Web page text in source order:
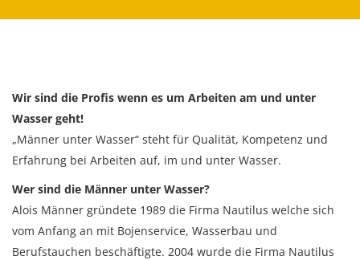
Wir sind die Profis wenn es um Arbeiten am und unter
Wasser geht!
„Männer unter Wasser“ steht für Qualität, Kompetenz und
Erfahrung bei Arbeiten auf, im und unter Wasser.
Wer sind die Männer unter Wasser?
Alois Männer gründete 1989 die Firma Nautilus welche sich
vom Anfang an mit Bojenservice, Wasserbau und
Berufstauchen beschäftigte. 2004 wurde die Firma Nautilus